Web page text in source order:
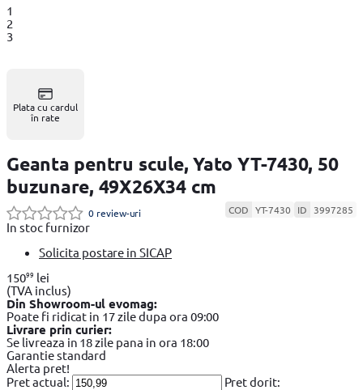
1
2
3
Plata cu cardul
în rate
Geanta pentru scule, Yato YT-7430, 50
buzunare, 49X26X34 cm
0 review-uri COD YT-7430 ID 3997285
In stoc furnizor
Solicita postare in SICAP
15099 lei
(TVA inclus)
Din Showroom-ul evomag:
Poate fi ridicat in 17 zile dupa ora 09:00
Livrare prin curier:
Se livreaza in 18 zile pana in ora 18:00
Garantie standard
Alerta pret!
Pret actual:
Pret dorit: